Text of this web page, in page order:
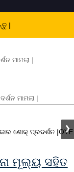
ମାମଲା |
ମୂଲ୍ୟ ସହିତ
|OYE
ମାମଲା |
ମୂଲ୍ୟ ସହିତ